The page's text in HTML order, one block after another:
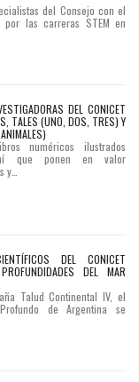
del Consejo con el
las carreras STEM en
DEL CONICET
TALES (UNO, DOS, TRES) Y
numéricos ilustrados
que ponen en valor
DEL CONICET
DEL MAR
Talud Continental IV, el
de Argentina se